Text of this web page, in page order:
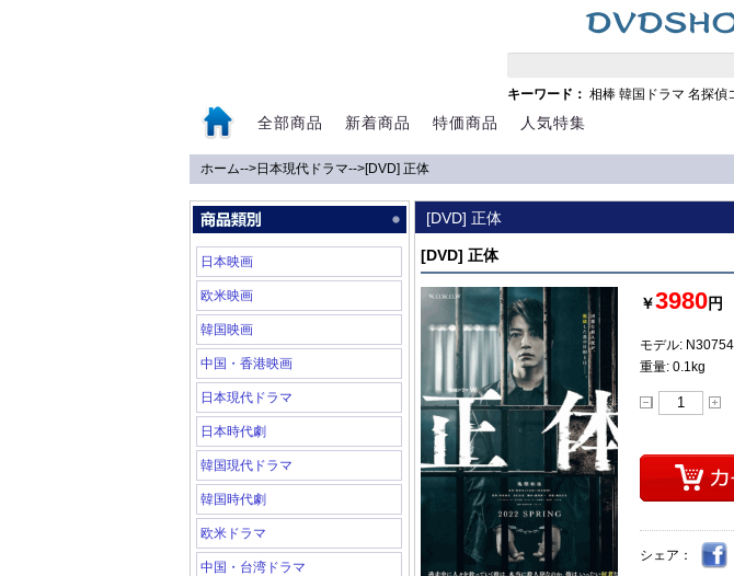
キーワード： 相棒 韓国ドラマ 名探偵
全部商品 新着商品 特価商品 人気特集
ホーム-->日本現代ドラマ-->[DVD] 正体
日本映画
欧米映画
韓国映画
中国・香港映画
日本現代ドラマ
日本時代劇
韓国現代ドラマ
韓国時代劇
欧米ドラマ
中国・台湾ドラマ
[DVD] 正体
[DVD] 正体
￥3980円
モデル: N30754
重量: 0.1kg
シェア：
0